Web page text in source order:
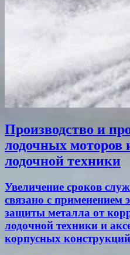
Производство и
лодочных моторов
лодочной техники
Увеличение сроков
связано с применением
защиты металла от
лодочной техники и
корпусных конструкций